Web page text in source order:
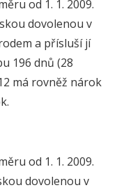
od 1. 1. 2009.
dovolenou v
a přísluší jí
196 dnů (28
má rovněž nárok
od 1. 1. 2009.
dovolenou v